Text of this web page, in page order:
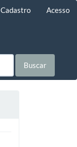
Cadastro Acesso
Buscar